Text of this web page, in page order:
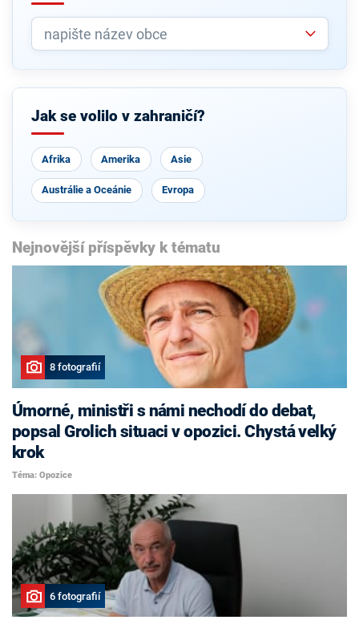
Jak se volilo v zahraničí?
Afrika Amerika Asie
Austrálie a Oceánie Evropa
Nejnovější příspěvky k tématu
8 fotografií
Úmorné, ministři s námi nechodí do debat,
popsal Grolich situaci v opozici. Chystá velký
krok
Téma: Opozice
6 fotografií